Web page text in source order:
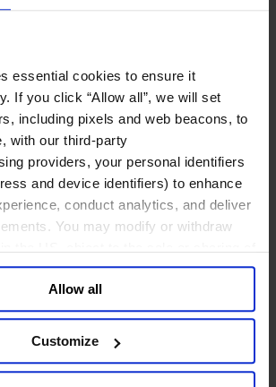
essential cookies to ensure it
If you click “Allow all”, we will set
including pixels and web beacons, to
with our third-party
providers, your personal identifiers
and device identifiers) to enhance
conduct analytics, and deliver
You may modify or withdraw
advertising, by clicking “Do Not
Personal Information” in the footer of
opt-out of each device and each
information and retention terms
and use of personal information see
Allow all
Customize
ジメント
メント
暗号資産、Web3
エクイティ
メント
マーケット
ンド
ジー（フィンテック）
ナルサービス
ィ、旅行・レジャー